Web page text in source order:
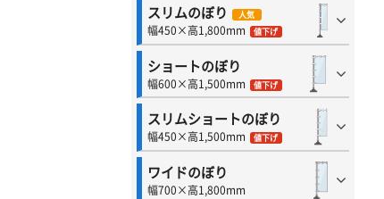
スリムのぼり 人気
幅450×高1,800mm 値下げ
ショートのぼり
幅600×高1,500mm 値下げ
スリムショートのぼり
幅450×高1,500mm 値下げ
ワイドのぼり
幅700×高1,800mm